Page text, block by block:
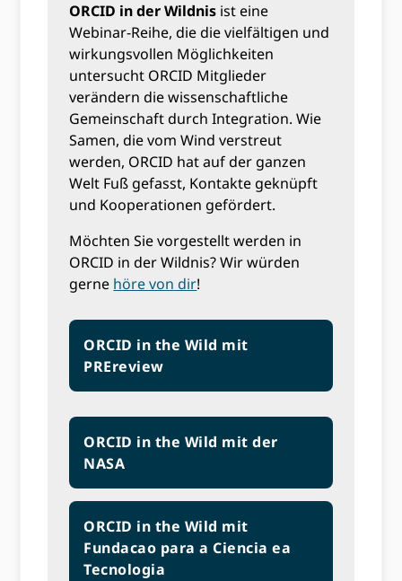
ORCID in der Wildnis ist eine
Webinar-Reihe, die die vielfältigen und
wirkungsvollen Möglichkeiten
untersucht ORCID Mitglieder
verändern die wissenschaftliche
Gemeinschaft durch Integration. Wie
Samen, die vom Wind verstreut
werden, ORCID hat auf der ganzen
Welt Fuß gefasst, Kontakte geknüpft
und Kooperationen gefördert.
Möchten Sie vorgestellt werden in
ORCID in der Wildnis? Wir würden
gerne höre von dir!
ORCID in the Wild mit
PREreview
ORCID in the Wild mit der
NASA
ORCID in the Wild mit
Fundacao para a Ciencia ea
Tecnologia